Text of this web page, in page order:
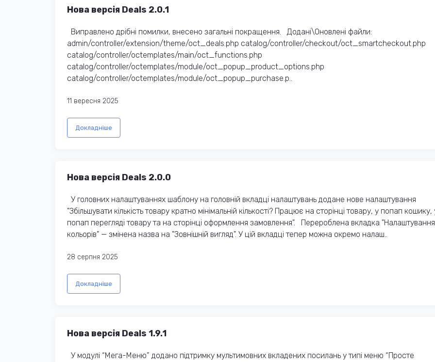
Нова версія Deals 2.0.1
Виправлено дрібні помилки, внесено загальні покращення. Додані\Оновлені файли:
admin/controller/extension/theme/oct_deals.php catalog/controller/checkout/oct_smartcheckout.php
catalog/controller/octemplates/main/oct_functions.php
catalog/controller/octemplates/module/oct_popup_product_options.php
catalog/controller/octemplates/module/oct_popup_purchase.p..
11 вересня 2025
Докладніше
Нова версія Deals 2.0.0
У головних налаштуваннях шаблону на головній вкладці налаштувань додане нове налаштування
"Збільшувати кількість товару кратно мінімальній кількості? Працює на сторінці товару, у попап кошику,
попап перегляді товару та на сторінці оформлення замовлення". Перероблена вкладка "Налаштування
кольорів" — змінена назва на "Зовнішній вигляд". У цій вкладці тепер можна окремо налаш..
28 серпня 2025
Докладніше
Нова версія Deals 1.9.1
У модулі “Мега-Меню” додано підтримку мультимовних вкладених посилань у типі меню “Просте